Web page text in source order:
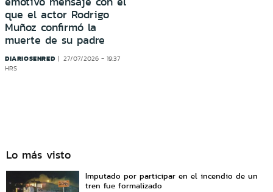
que el actor Rodrigo
Muñoz confirmó la
muerte de su padre
DIARIOSENRED
27/07/2026 - 19:37
HRS
Lo más visto
Imputado por participar en el incendio de un
tren fue formalizado